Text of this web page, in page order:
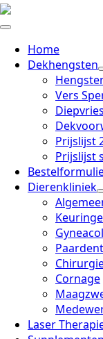
Home
Dekhengsten
Vers
Prijslijst
Prijslijst
Dierenkliniek
Cornage
Laser